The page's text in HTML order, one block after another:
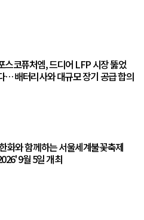
스코퓨처엠, 드디어 LFP 시장 뚫었
… 배터리사와 대규모 장기 공급 합의
화와 함께하는 서울세계불꽃축제
9월 5일 개최